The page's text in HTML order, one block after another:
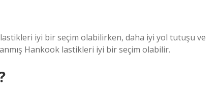
lastikleri iyi bir seçim olabilirken, daha iyi yol tutuşu ve
Hankook lastikleri iyi bir seçim olabilir.